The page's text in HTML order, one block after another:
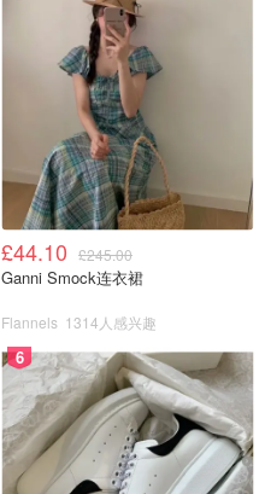
£44.10 £245.00
Ganni Smock连衣裙
Flannels 1314人感兴趣
6